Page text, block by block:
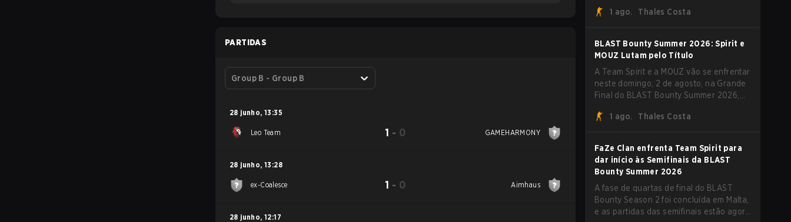
PARTIDAS
Group B - Group B
28 junho, 13:35
Leo Team 1 - 0 GAMEHARMONY
28 junho, 13:28
ex-Coalesce 1 - 0 Aimhaus
28 junho, 12:17
oposição forte. O roster revigorado
vitórias seguidas e uma varrida limpa de
2-0 na final.
1 ago. Thales Costa
BLAST Bounty Summer 2026: Spirit e
MOUZ Lutam pelo Título
A Team Spirit e a MOUZ vão se enfrentar
neste domingo, 2 de agosto, na Grande
Final do BLAST Bounty Summer 2026,
que já entregou várias surpresas pelo
1 ago. Thales Costa
FaZe Clan enfrenta Team Spirit para
dar início às Semifinais da BLAST
Bounty Summer 2026
A fase de quartas de final do BLAST
Bounty Season 2 foi concluída em Malta,
e as partidas das semifinais estão agora